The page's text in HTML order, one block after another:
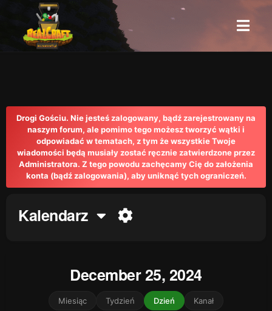
Drogi Gościu. Nie jesteś zalogowany, bądź zarejestrowany na
naszym forum, ale pomimo tego możesz tworzyć wątki i
odpowiadać w tematach, z tym że wszystkie Twoje
wiadomości będą musiały zostać ręcznie zatwierdzone przez
Administratora. Z tego powodu zachęcamy Cię do założenia
konta (bądź zalogowania), aby uniknąć tych ograniczeń.
Kalendarz
December 25, 2024
Miesiąc Tydzień Dzień Kanał